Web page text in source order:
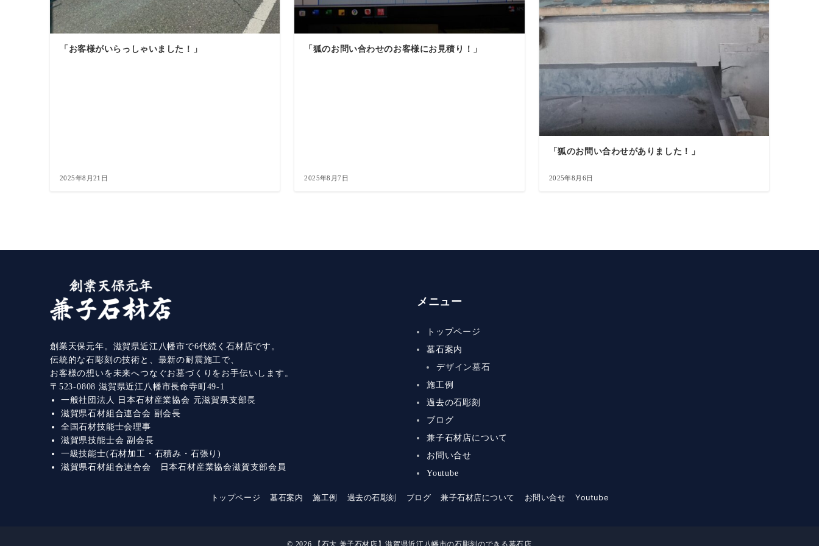
「お客様がいらっしゃいました！」
2025年8月21日
「狐のお問い合わせのお客様にお見積り！」
2025年8月7日
「狐のお問い合わせがありました！」
2025年8月6日
創業天保元年。滋賀県近江八幡市で6代続く石材店です。
伝統的な石彫刻の技術と、最新の耐震施工で、
お客様の想いを未来へつなぐお墓づくりをお手伝いします。
〒523-0808 滋賀県近江八幡市長命寺町49-1
一般社団法人 日本石材産業協会 元滋賀県支部長
滋賀県石材組合連合会 副会長
全国石材技能士会理事
滋賀県技能士会 副会長
一級技能士(石材加工・石積み・石張り)
滋賀県石材組合連合会 日本石材産業協会滋賀支部会員
メニュー
トップページ
墓石案内
デザイン墓石
施工例
過去の石彫刻
ブログ
兼子石材店について
お問い合せ
Youtube
トップページ 墓石案内 施工例 過去の石彫刻 ブログ 兼子石材店について お問い合せ Youtube